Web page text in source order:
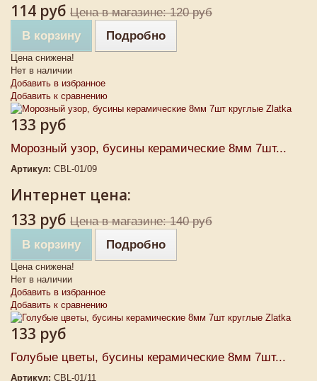
114 руб Цена в магазине: 120 руб
В корзину
Подробно
Цена снижена!
Нет в наличии
Добавить в избранное
Добавить к сравнению
133 руб
Морозный узор, бусины керамические 8мм 7шт...
Артикул: CBL-01/09
Интернет цена:
133 руб Цена в магазине: 140 руб
В корзину
Подробно
Цена снижена!
Нет в наличии
Добавить в избранное
Добавить к сравнению
133 руб
Голубые цветы, бусины керамические 8мм 7шт...
Артикул: CBL-01/11